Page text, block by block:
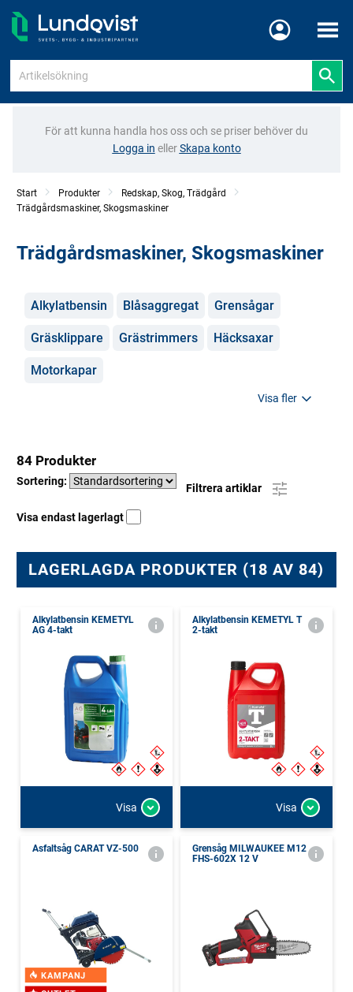
Meny
För att kunna handla hos oss och se priser behöver du
Logga in ellerSkapa konto
Start Produkter
Redskap, Skog, Trädgård
Trädgårdsmaskiner, Skogsmaskiner
Trädgårdsmaskiner, Skogsmaskiner
Kategorier
Alkylatbensin Blåsaggregat Grensågar
Gräsklippare Grästrimmers Häcksaxar
Motorkapar
Visa fler
84 Produkter
Sortering:
Filtrera artiklar
Visa endast lagerlagt
LAGERLAGDA PRODUKTER (18 AV 84)
Alkylatbensin KEMETYL
AG 4-takt
Visa
Alkylatbensin KEMETYL T
2-takt
Visa
Asfaltsåg CARAT VZ-500
KAMPANJ
Grensåg MILWAUKEE M12
FHS-602X 12 V